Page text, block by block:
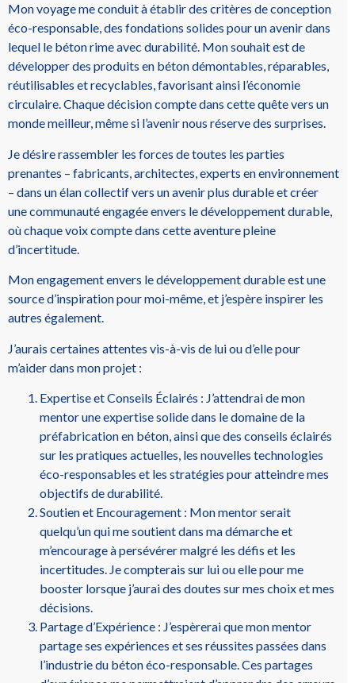
Mon voyage me conduit à établir des critères de conception
éco-responsable, des fondations solides pour un avenir dans
lequel le béton rime avec durabilité. Mon souhait est de
développer des produits en béton démontables, réparables,
réutilisables et recyclables, favorisant ainsi l’économie
circulaire. Chaque décision compte dans cette quête vers un
monde meilleur, même si l’avenir nous réserve des surprises.
Je désire rassembler les forces de toutes les parties
prenantes – fabricants, architectes, experts en environnement
– dans un élan collectif vers un avenir plus durable et créer
une communauté engagée envers le développement durable,
où chaque voix compte dans cette aventure pleine
d’incertitude.
Mon engagement envers le développement durable est une
source d’inspiration pour moi-même, et j’espère inspirer les
autres également.
J’aurais certaines attentes vis-à-vis de lui ou d’elle pour
m’aider dans mon projet :
Expertise et Conseils Éclairés : J’attendrai de mon
mentor une expertise solide dans le domaine de la
préfabrication en béton, ainsi que des conseils éclairés
sur les pratiques actuelles, les nouvelles technologies
éco-responsables et les stratégies pour atteindre mes
objectifs de durabilité.
Soutien et Encouragement : Mon mentor serait
quelqu’un qui me soutient dans ma démarche et
m’encourage à persévérer malgré les défis et les
incertitudes. Je compterais sur lui ou elle pour me
booster lorsque j’aurai des doutes sur mes choix et mes
décisions.
Partage d’Expérience : J’espèrerai que mon mentor
partage ses expériences et ses réussites passées dans
l’industrie du béton éco-responsable. Ces partages